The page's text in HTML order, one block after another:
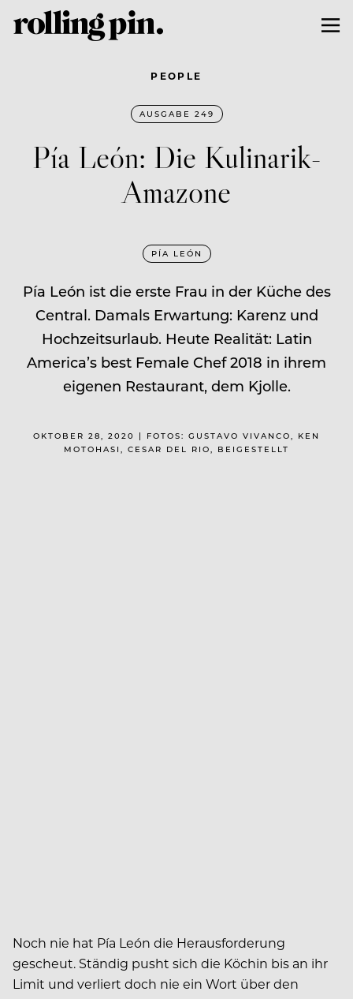
PEOPLE
AUSGABE 249
Pía León: Die Kulinarik-
Amazone
PÍA LEÓN
Pía León ist die erste Frau in der Küche des
Central. Damals Erwartung: Karenz und
Hochzeitsurlaub. Heute Realität: Latin
America’s best Female Chef 2018 in ihrem
eigenen Restaurant, dem Kjolle.
OKTOBER 28, 2020 | FOTOS: GUSTAVO VIVANCO, KEN
MOTOHASI, CESAR DEL RIO, BEIGESTELLT
Noch nie hat Pía León die Herausforderung
gescheut. Ständig pusht sich die Köchin bis an ihr
Limit und verliert doch nie ein Wort über den